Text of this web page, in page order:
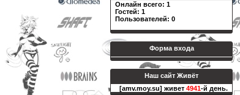
Онлайн всего: 1
Гостей: 1
Пользователей: 0
Форма входа
Наш сайт Живёт
[amv.moy.su] живет 4941-й день.